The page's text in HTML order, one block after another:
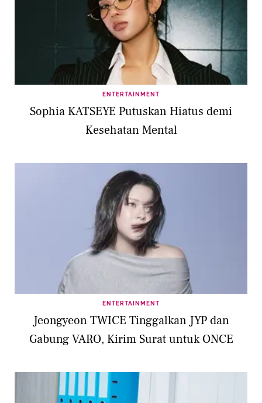
ENTERTAINMENT
Sophia KATSEYE Putuskan Hiatus demi
Kesehatan Mental
ENTERTAINMENT
Jeongyeon TWICE Tinggalkan JYP dan
Gabung VARO, Kirim Surat untuk ONCE